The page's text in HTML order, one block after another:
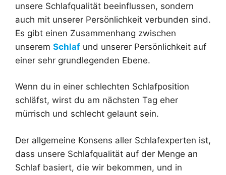
unsere Schlafqualität beeinflussen, sondern
auch mit unserer Persönlichkeit verbunden sind.
Es gibt einen Zusammenhang zwischen
unserem Schlaf und unserer Persönlichkeit auf
einer sehr grundlegenden Ebene.
Wenn du in einer schlechten Schlafposition
schläfst, wirst du am nächsten Tag eher
mürrisch und schlecht gelaunt sein.
Der allgemeine Konsens aller Schlafexperten ist,
dass unsere Schlafqualität auf der Menge an
Schlaf basiert, die wir bekommen, und in